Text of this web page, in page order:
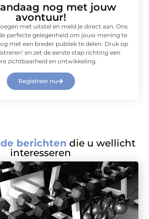
nog met jouw
avontuur!
met uitstel en meld je direct aan. Ons
perfecte gelegenheid om jouw mening te
met een breder publiek te delen. Druk op
en zet de eerste stap richting een
zichtbaarheid en ontwikkeling.
Registreer nu
berichten die u wellicht
interesseren